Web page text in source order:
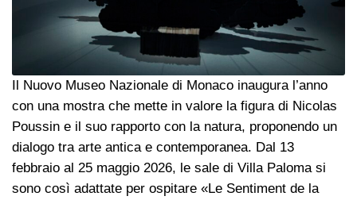
Il Nuovo Museo Nazionale di Monaco inaugura l’anno
con una mostra che mette in valore la figura di Nicolas
Poussin e il suo rapporto con la natura, proponendo un
dialogo tra arte antica e contemporanea. Dal 13
febbraio al 25 maggio 2026, le sale di Villa Paloma si
sono così adattate per ospitare «Le Sentiment de la